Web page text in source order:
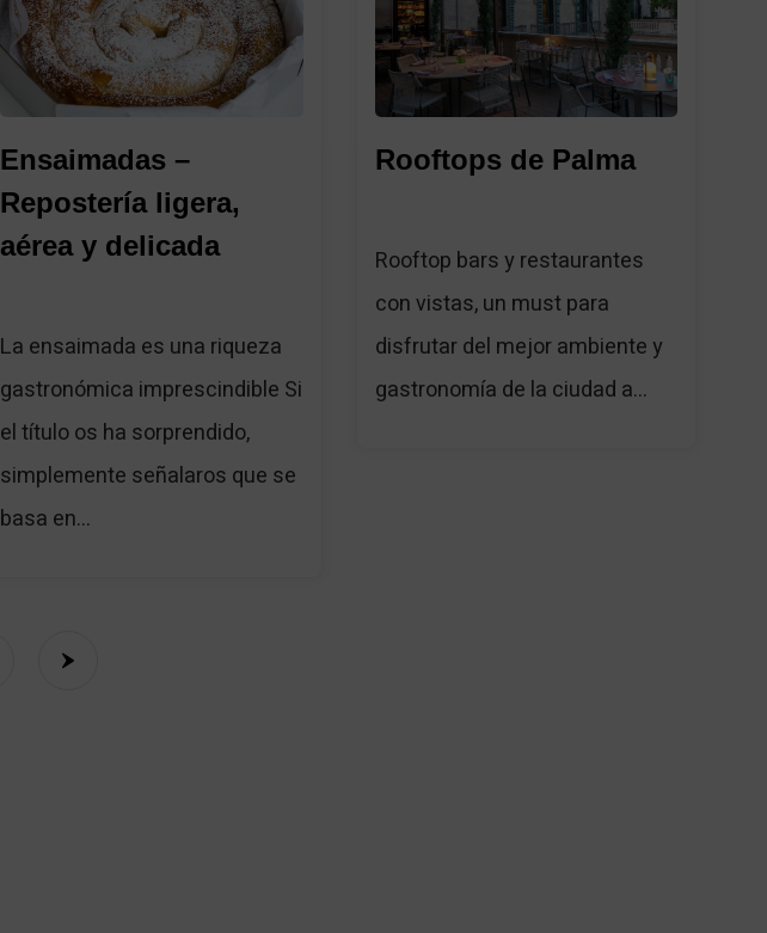
Ensaimadas –
Repostería ligera,
aérea y delicada
La ensaimada es una riqueza
gastronómica imprescindible Si
el título os ha sorprendido,
simplemente señalaros que se
basa en...
Rooftops de Palma
Rooftop bars y restaurantes
con vistas, un must para
disfrutar del mejor ambiente y
gastronomía de la ciudad a...